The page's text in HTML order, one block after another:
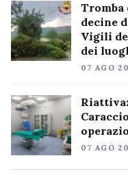
Tromba
decine
Vigili
dei
07 AGO
07 AGO